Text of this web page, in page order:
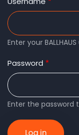
Enter your
Password
Enter the password